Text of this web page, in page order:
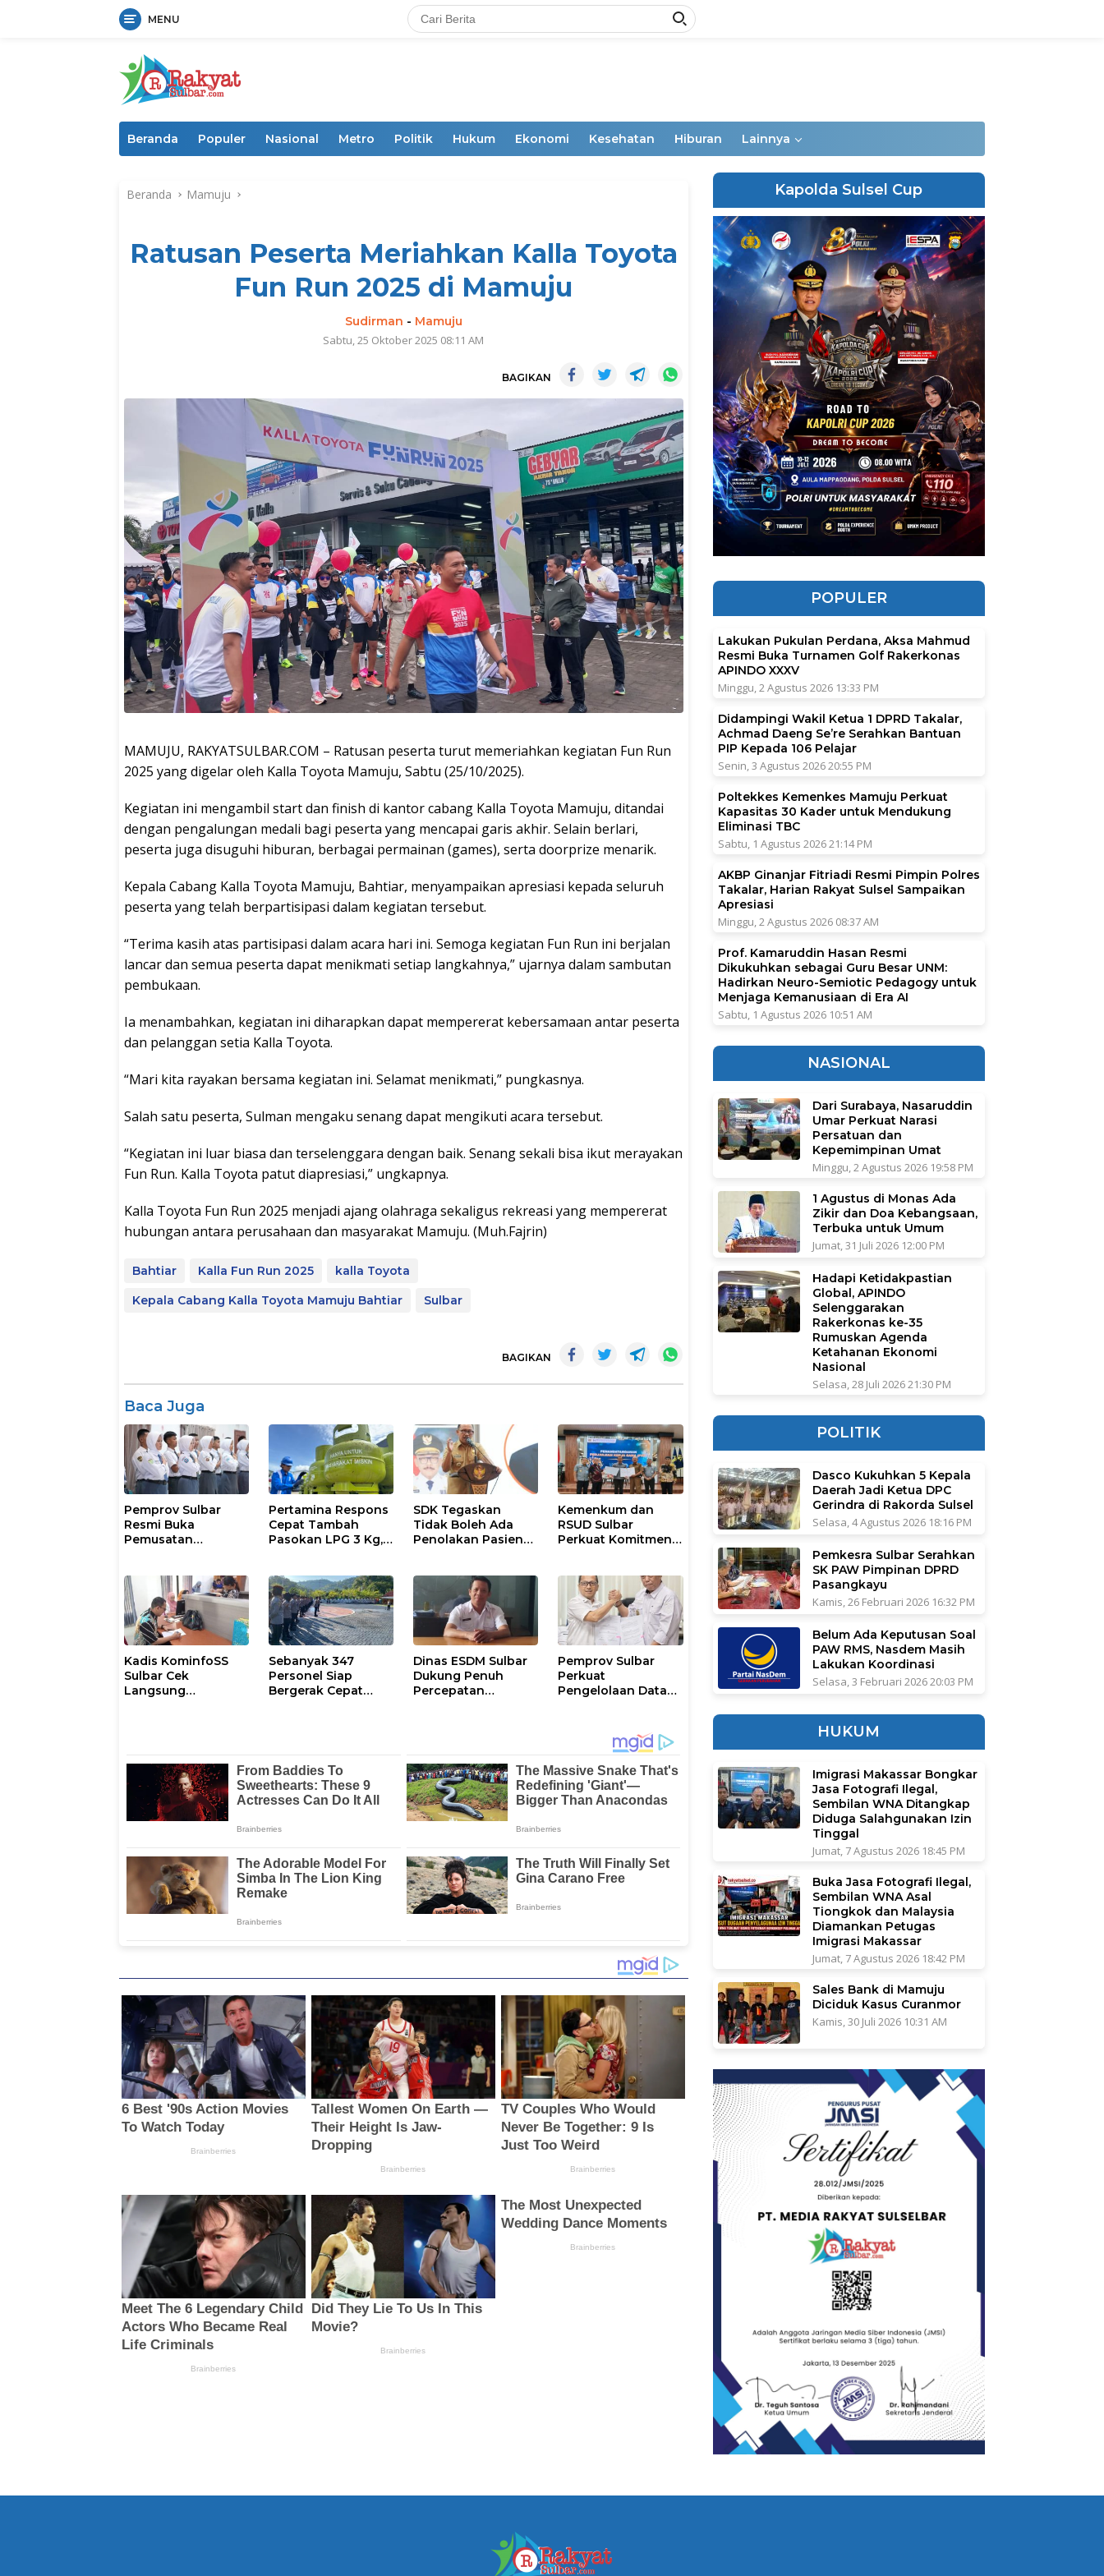
MENU
Beranda Populer Nasional Metro Politik Hukum Ekonomi Kesehatan Hiburan Lainnya
Beranda Mamuju
Ratusan Peserta Meriahkan Kalla Toyota
Fun Run 2025 di Mamuju
Sudirman - Mamuju
Sabtu, 25 Oktober 2025 08:11 AM
BAGIKAN
MAMUJU, RAKYATSULBAR.COM – Ratusan peserta turut memeriahkan kegiatan Fun Run
2025 yang digelar oleh Kalla Toyota Mamuju, Sabtu (25/10/2025).
Kegiatan ini mengambil start dan finish di kantor cabang Kalla Toyota Mamuju, ditandai
dengan pengalungan medali bagi peserta yang mencapai garis akhir. Selain berlari,
peserta juga disuguhi hiburan, berbagai permainan (games), serta doorprize menarik.
Kepala Cabang Kalla Toyota Mamuju, Bahtiar, menyampaikan apresiasi kepada seluruh
peserta yang telah berpartisipasi dalam kegiatan tersebut.
“Terima kasih atas partisipasi dalam acara hari ini. Semoga kegiatan Fun Run ini berjalan
lancar dan semua peserta dapat menikmati setiap langkahnya,” ujarnya dalam sambutan
pembukaan.
Ia menambahkan, kegiatan ini diharapkan dapat mempererat kebersamaan antar peserta
dan pelanggan setia Kalla Toyota.
“Mari kita rayakan bersama kegiatan ini. Selamat menikmati,” pungkasnya.
Salah satu peserta, Sulman mengaku senang dapat mengikuti acara tersebut.
“Kegiatan ini luar biasa dan terselenggara dengan baik. Senang sekali bisa ikut merayakan
Fun Run. Kalla Toyota patut diapresiasi,” ungkapnya.
Kalla Toyota Fun Run 2025 menjadi ajang olahraga sekaligus rekreasi yang mempererat
hubungan antara perusahaan dan masyarakat Mamuju. (Muh.Fajrin)
Bahtiar Kalla Fun Run 2025
kalla Toyota
Kepala Cabang Kalla Toyota Mamuju Bahtiar
Sulbar
BAGIKAN
Baca Juga
Pemprov Sulbar
Resmi Buka
Pemusatan
Pertamina Respons
Cepat Tambah
Pasokan LPG 3 Kg,
Berlangsung
Kondusif
SDK Tegaskan
Tidak Boleh Ada
Penolakan Pasien
Kesehatan
Kemenkum dan
RSUD Sulbar
Perkuat Komitmen
Intelektual
Kadis KominfoSS
Sulbar Cek
Langsung
Sebanyak 347
Personel Siap
Bergerak Cepat
Dinas ESDM Sulbar
Dukung Penuh
Percepatan
Pemprov Sulbar
Perkuat
Pengelolaan Data
17 Tahun 2023
Kapolda Sulsel Cup
POPULER
Lakukan Pukulan Perdana, Aksa Mahmud
Resmi Buka Turnamen Golf Rakerkonas
APINDO XXXV
Minggu, 2 Agustus 2026 13:33 PM
Didampingi Wakil Ketua 1 DPRD Takalar,
Achmad Daeng Se’re Serahkan Bantuan
PIP Kepada 106 Pelajar
Senin, 3 Agustus 2026 20:55 PM
Poltekkes Kemenkes Mamuju Perkuat
Kapasitas 30 Kader untuk Mendukung
Eliminasi TBC
Sabtu, 1 Agustus 2026 21:14 PM
AKBP Ginanjar Fitriadi Resmi Pimpin Polres
Takalar, Harian Rakyat Sulsel Sampaikan
Apresiasi
Minggu, 2 Agustus 2026 08:37 AM
Prof. Kamaruddin Hasan Resmi
Dikukuhkan sebagai Guru Besar UNM:
Hadirkan Neuro-Semiotic Pedagogy untuk
Menjaga Kemanusiaan di Era AI
Sabtu, 1 Agustus 2026 10:51 AM
NASIONAL
Dari Surabaya, Nasaruddin
Umar Perkuat Narasi
Persatuan dan
Kepemimpinan Umat
Minggu, 2 Agustus 2026 19:58 PM
1 Agustus di Monas Ada
Zikir dan Doa Kebangsaan,
Terbuka untuk Umum
Jumat, 31 Juli 2026 12:00 PM
Hadapi Ketidakpastian
Global, APINDO
Selenggarakan
Rakerkonas ke-35
Rumuskan Agenda
Ketahanan Ekonomi
Nasional
Selasa, 28 Juli 2026 21:30 PM
POLITIK
Dasco Kukuhkan 5 Kepala
Daerah Jadi Ketua DPC
Gerindra di Rakorda Sulsel
Selasa, 4 Agustus 2026 18:16 PM
Pemkesra Sulbar Serahkan
SK PAW Pimpinan DPRD
Pasangkayu
Kamis, 26 Februari 2026 16:32 PM
Belum Ada Keputusan Soal
PAW RMS, Nasdem Masih
Lakukan Koordinasi
Selasa, 3 Februari 2026 20:03 PM
HUKUM
Imigrasi Makassar Bongkar
Jasa Fotografi Ilegal,
Sembilan WNA Ditangkap
Diduga Salahgunakan Izin
Tinggal
Jumat, 7 Agustus 2026 18:45 PM
Buka Jasa Fotografi Ilegal,
Sembilan WNA Asal
Tiongkok dan Malaysia
Diamankan Petugas
Imigrasi Makassar
Jumat, 7 Agustus 2026 18:42 PM
Sales Bank di Mamuju
Diciduk Kasus Curanmor
Kamis, 30 Juli 2026 10:31 AM